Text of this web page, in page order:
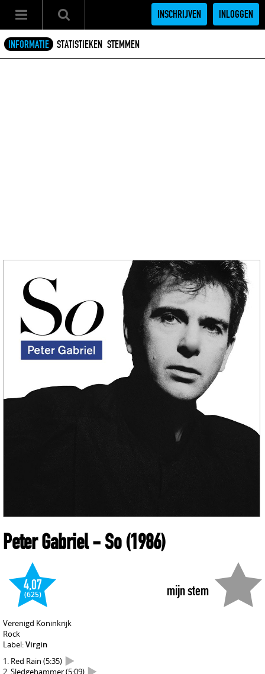
INSCHRIJVEN INLOGGEN
INFORMATIE STATISTIEKEN STEMMEN
Peter Gabriel- So(1986)
mijn stem
4,07
(625)
Verenigd Koninkrijk
Rock
Label:Virgin
Red Rain (5:35)
Sledgehammer(5:09)